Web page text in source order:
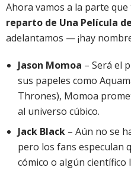
Ahora vamos a la parte
reparto de Una Película
adelantamos — ¡hay
Jason Momoa – Será el
sus papeles como
Thrones), Momoa
al universo cúbico.
Jack Black – Aún no se
pero los fans especulan
cómico o algún científico